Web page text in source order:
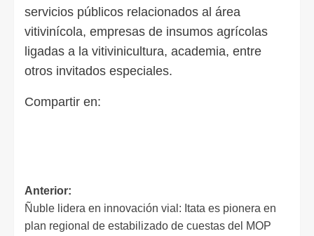
servicios públicos relacionados al área
vitivinícola, empresas de insumos agrícolas
ligadas a la vitivinicultura, academia, entre
otros invitados especiales.
Compartir en:
Anterior:
Ñuble lidera en innovación vial: Itata es pionera en
plan regional de estabilizado de cuestas del MOP